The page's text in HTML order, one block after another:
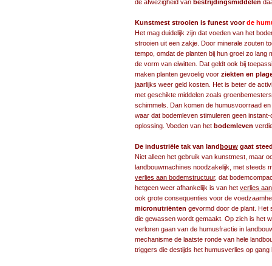
de afwezigheid van bestrijdingsmiddelen
Kunstmest strooien is funest voorde
Het mag duidelijk zijn dat voeden van het
strooien uit een zakje. Door minerale zouten
tempo, omdat de planten bij hun groei zo
de vorm van eiwitten. Dat geldt ook bij
maken planten gevoelig voor ziekten en
jaarlijks weer geld kosten. Het is beter de
met geschikte middelen zoals
schimmels. Dan komen de humusvoorraad
waar dat bodemleven stimuleren geen
oplossing. Voeden van het bodemleven
De industriële tak van landbouw gaat
Niet alleen het gebruik van kunstmest, maar
landbouwmachines noodzakelijk, met steeds
verlies aan bodemstructuur, dat
hetgeen weer afhankelijk is van het verlies
ook grote consequenties voor de
micronutriënten gevormd door de plant.
die gewassen wordt gemaakt. Op zich is het
verloren gaan van de humusfractie in
mechanisme de laatste ronde van hele
triggers die destijds het humusverlies op gang